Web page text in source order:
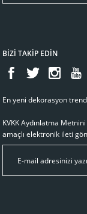
Sepete
BİZİ TAKİP EDİN
En yeni dekorasyon
KVKK Aydınlatma Metnini
amaçlı elektronik ileti